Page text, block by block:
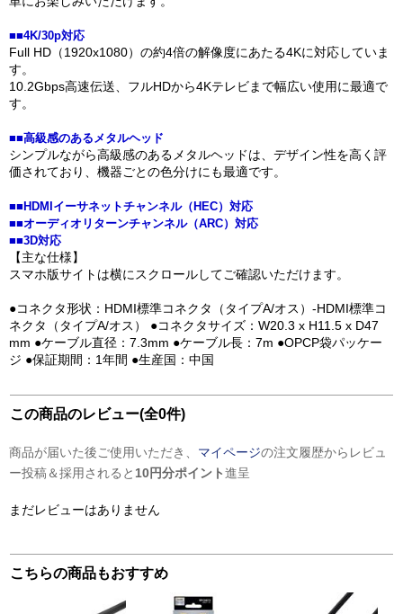
■■4K/30p対応
Full HD（1920x1080）の約4倍の解像度にあたる4Kに対応していま
す。
10.2Gbps高速伝送、フルHDから4Kテレビまで幅広い使用に最適で
す。
■■高級感のあるメタルヘッド
シンプルながら高級感のあるメタルヘッドは、デザイン性を高く評
価されており、機器ごとの色分けにも最適です。
■■HDMIイーサネットチャンネル（HEC）対応
■■オーディオリターンチャンネル（ARC）対応
■■3D対応
【主な仕様】
スマホ版サイトは横にスクロールしてご確認いただけます。
●コネクタ形状：HDMI標準コネクタ（タイプA/オス）-HDMI標準コ
ネクタ（タイプA/オス） ●コネクタサイズ：W20.3 x H11.5 x D47
mm ●ケーブル直径：7.3mm ●ケーブル長：7m ●OPCP袋パッケー
ジ ●保証期間：1年間 ●生産国：中国
この商品のレビュー(全0件)
商品が届いた後ご使用いただき、 マイページの注文履歴からレビュ
ー投稿＆採用されると 10円分ポイント進呈
まだレビューはありません
こちらの商品もおすすめ